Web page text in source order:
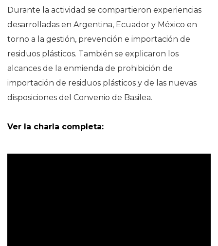
Durante la actividad se compartieron experiencias
desarrolladas en Argentina, Ecuador y México en
torno a la gestión, prevención e importación de
residuos plásticos. También se explicaron los
alcances de la enmienda de prohibición de
importación de residuos plásticos y de las nuevas
disposiciones del Convenio de Basilea.
Ver la charla completa: